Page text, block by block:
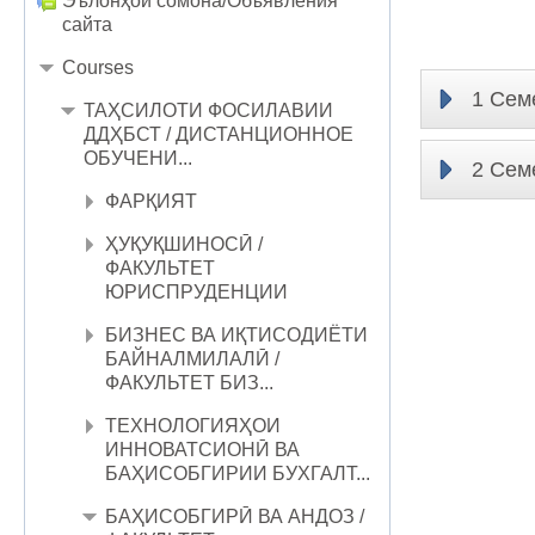
1
2
сайта
Courses
ТАҲСИЛОТИ ФОСИЛАВИИ
ДДҲБСТ / ДИСТАНЦИОННОЕ
ОБУЧЕНИ...
ФАРҚИЯТ
ҲУҚУҚШИНОСӢ /
ФАКУЛЬТЕТ
ЮРИСПРУДЕНЦИИ
БИЗНЕС ВА ИҚТИСОДИЁТИ
БАЙНАЛМИЛАЛӢ /
ФАКУЛЬТЕТ БИЗ...
ТЕХНОЛОГИЯҲОИ
ИННОВАТСИОНӢ ВА
БАҲИСОБГИРИИ БУХГАЛТ...
БАҲИСОБГИРӢ ВА АНДОЗ /